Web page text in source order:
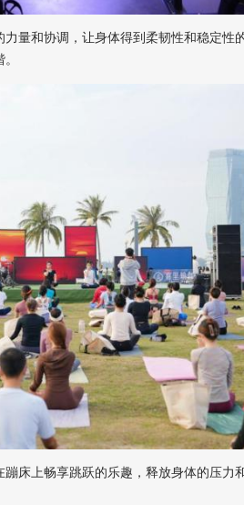
和协调，让身体得到柔韧性和稳定性
上畅享跳跃的乐趣，释放身体的压力